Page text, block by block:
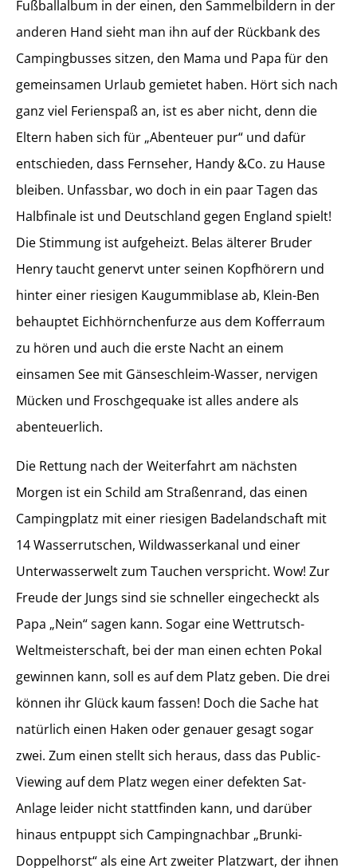
Fußballalbum in der einen, den Sammelbildern in der
anderen Hand sieht man ihn auf der Rückbank des
Campingbusses sitzen, den Mama und Papa für den
gemeinsamen Urlaub gemietet haben. Hört sich nach
ganz viel Ferienspaß an, ist es aber nicht, denn die
Eltern haben sich für „Abenteuer pur“ und dafür
entschieden, dass Fernseher, Handy &Co. zu Hause
bleiben. Unfassbar, wo doch in ein paar Tagen das
Halbfinale ist und Deutschland gegen England spielt!
Die Stimmung ist aufgeheizt. Belas älterer Bruder
Henry taucht genervt unter seinen Kopfhörern und
hinter einer riesigen Kaugummiblase ab, Klein-Ben
behauptet Eichhörnchenfurze aus dem Kofferraum
zu hören und auch die erste Nacht an einem
einsamen See mit Gänseschleim-Wasser, nervigen
Mücken und Froschgequake ist alles andere als
abenteuerlich.
Die Rettung nach der Weiterfahrt am nächsten
Morgen ist ein Schild am Straßenrand, das einen
Campingplatz mit einer riesigen Badelandschaft mit
14 Wasserrutschen, Wildwasserkanal und einer
Unterwasserwelt zum Tauchen verspricht. Wow! Zur
Freude der Jungs sind sie schneller eingecheckt als
Papa „Nein“ sagen kann. Sogar eine Wettrutsch-
Weltmeisterschaft, bei der man einen echten Pokal
gewinnen kann, soll es auf dem Platz geben. Die drei
können ihr Glück kaum fassen! Doch die Sache hat
natürlich einen Haken oder genauer gesagt sogar
zwei. Zum einen stellt sich heraus, dass das Public-
Viewing auf dem Platz wegen einer defekten Sat-
Anlage leider nicht stattfinden kann, und darüber
hinaus entpuppt sich Campingnachbar „Brunki-
Doppelhorst“ als eine Art zweiter Platzwart, der ihnen